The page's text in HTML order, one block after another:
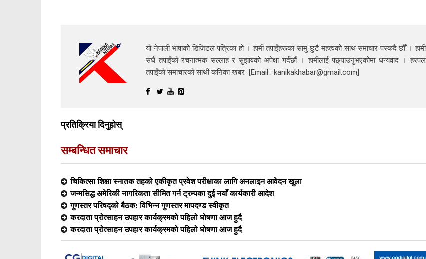
यो नेपाली भाषाको डिजिटल पत्रिका हो । हामी तपाईंहरूका सामु छुटै महत्वको साथ समाचार पस्कदै छौँँ । हामी
सधैं तपाईंको रचनात्मक सल्लाह र सुझावको अपेक्षा गर्दछौं । हामीलाई पछ्याउनुभएकोमा धन्यवाद । हरपल
तपाईंको समाचारको साथी कनिका खबर [Email : kanikakhabar@gmail.com]
प्रतिक्रिया दिनुहोस्
सम्बन्धित समाचार
चिकित्सा शिक्षा स्नातक तहको एकीकृत प्रवेश परीक्षाका लागि अनलाइन आवेदन खुला
जन्मसिद्ध अमेरिकी नागरिकता सीमित गर्न ट्रम्पका दुई नयाँ कार्यकारी आदेश
गुणस्तर परिषद्को बैठक: विभिन्न गुणस्तर मापदण्ड स्वीकृत
करदाता प्रोत्साहन उपहार कार्यक्रमको पहिलो घोषणा आज हुदै
करदाता प्रोत्साहन उपहार कार्यक्रमको पहिलो घोषणा आज हुदै